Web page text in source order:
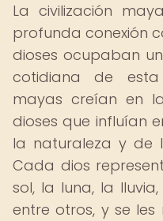
La civilización
profunda conexión
dioses ocupaban
cotidiana de esta
mayas creían en
dioses que influían
la naturaleza y de
Cada dios
sol, la luna, la
entre otros, y se